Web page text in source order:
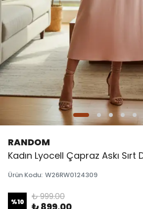
RANDOM
Kadın Lyocell Çapraz Askı Sırt
Ürün Kodu: W26RW0124309
%10 ₺ 999.00